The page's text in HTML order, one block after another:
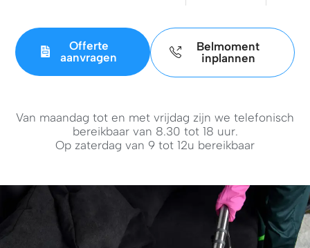
Offerte
aanvragen
Belmoment
inplannen
Van maandag tot en met vrijdag zijn we telefonisch
bereikbaar van 8.30 tot 18 uur.
Op zaterdag van 9 tot 12u bereikbaar